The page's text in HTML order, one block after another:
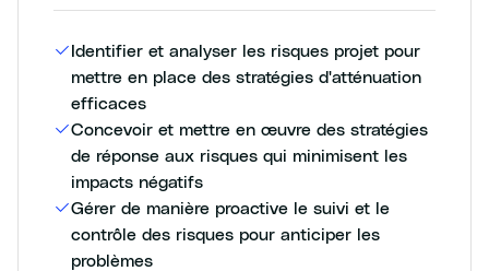
Identifier et analyser les risques projet pour
mettre en place des stratégies d'atténuation
efficaces
Concevoir et mettre en œuvre des stratégies
de réponse aux risques qui minimisent les
impacts négatifs
Gérer de manière proactive le suivi et le
contrôle des risques pour anticiper les
problèmes